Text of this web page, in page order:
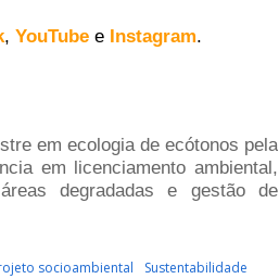
, YouTube e Instagram.
em ecologia de ecótonos pela
em licenciamento ambiental,
degradadas e gestão de
socioambiental Sustentabilidade